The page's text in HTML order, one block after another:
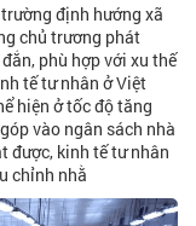
định hướng xã
chủ trương phát
phù hợp với xu thế
tế tư nhân ở Việt
hiện ở tốc độ tăng
vào ngân sách nhà
được, kinh tế tư nhân
chỉnh nhằ